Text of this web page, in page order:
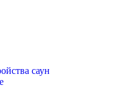
саун